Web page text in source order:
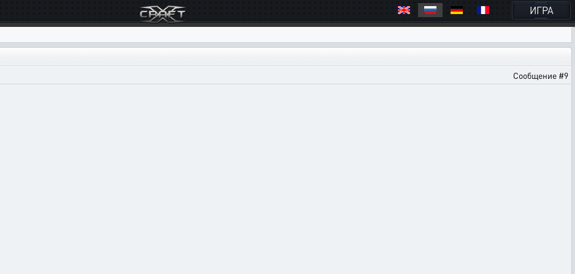
ИГРА
Сообщение #9